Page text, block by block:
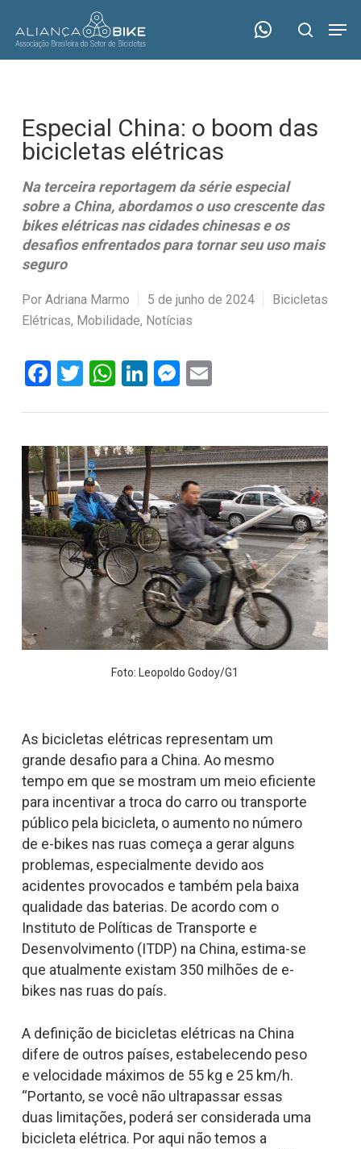
main
search
Especial China: o boom das
bicicletas elétricas
Na terceira reportagem da série especial
sobre a China, abordamos o uso crescente das
bikes elétricas nas cidades chinesas e os
desafios enfrentados para tornar seu uso mais
seguro
Por Adriana Marmo 5 de junho de 2024
Bicicletas
Elétricas, Mobilidade, Notícias
Facebook
Twitter
WhatsApp
LinkedIn
Messenger
Email
Foto: Leopoldo Godoy/G1
As bicicletas elétricas representam um
grande desafio para a China. Ao mesmo
tempo em que se mostram um meio eficiente
para incentivar a troca do carro ou transporte
público pela bicicleta, o aumento no número
de e-bikes nas ruas começa a gerar alguns
problemas, especialmente devido aos
acidentes provocados e também pela baixa
qualidade das baterias. De acordo com o
Instituto de Políticas de Transporte e
Desenvolvimento (ITDP) na China, estima-se
que atualmente existam 350 milhões de e-
bikes nas ruas do país.
A definição de bicicletas elétricas na China
difere de outros países, estabelecendo peso
e velocidade máximos de 55 kg e 25 km/h.
“Portanto, se você não ultrapassar essas
duas limitações, poderá ser considerada uma
bicicleta elétrica. Por aqui não temos a